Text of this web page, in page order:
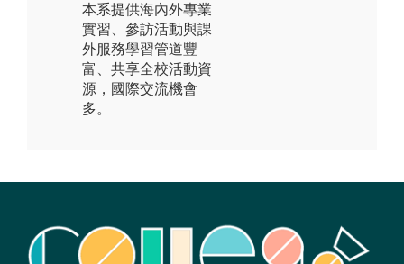
本系提供海內外專業
實習、參訪活動與課
外服務學習管道豐
富、共享全校活動資
源，國際交流機會
多。